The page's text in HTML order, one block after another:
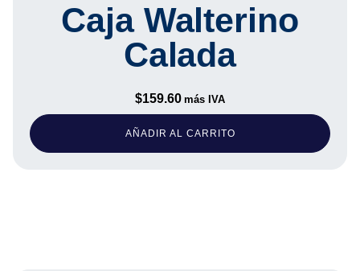
Caja Walterino
Calada
$159.60 más IVA
AÑADIR AL CARRITO